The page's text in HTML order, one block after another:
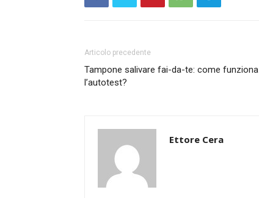
Articolo precedente
Tampone salivare fai-da-te: come funziona
l’autotest?
Ettore Cera